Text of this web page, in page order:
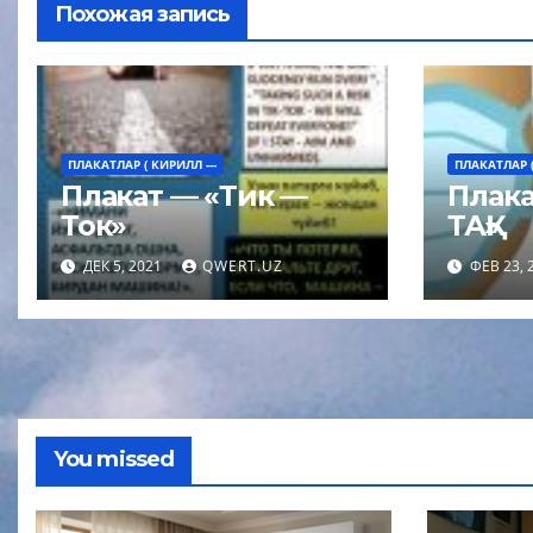
Похожая запись
ПЛАКАТЛАР ( КИРИЛЛ ---
Плакат — «Тик —
Ток»
ДЕК 5, 2021 QWERT.UZ
ПЛАКАТЛАР
ТАҚ»
ФЕВ 23,
You missed